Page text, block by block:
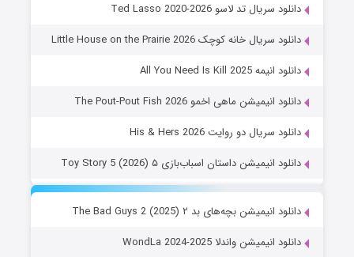
دانلود سریال تد لاسو Ted Lasso 2020-2026
دانلود سریال خانه کوچک Little House on the Prairie 2026
دانلود انیمه All You Need Is Kill 2025
دانلود انیمیشن ماهی اخمو The Pout-Pout Fish 2026
دانلود سریال دو روایت His & Hers 2026
دانلود انیمیشن داستان اسباب‌بازی ۵ Toy Story 5 (2026)
دانلود انیمیشن بچه‌های بد ۲ The Bad Guys 2 (2025)
دانلود انیمیشن واندلا WondLa 2024-2025